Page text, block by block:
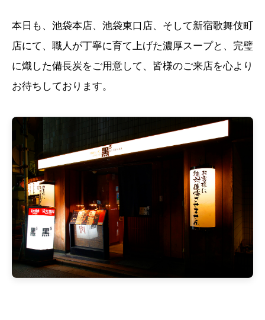
本日も、池袋本店、池袋東口店、そして新宿歌舞伎町
店にて、職人が丁寧に育て上げた濃厚スープと、完璧
に熾した備長炭をご用意して、皆様のご来店を心より
お待ちしております。